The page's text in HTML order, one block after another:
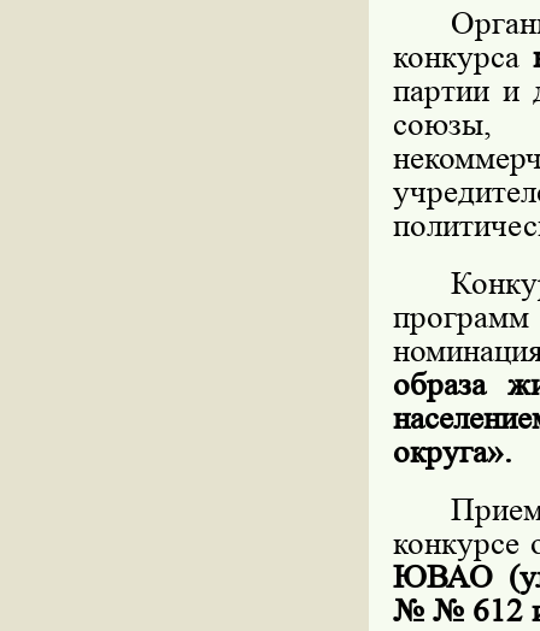
конкурса
партии и
союзы,
образа
округа».
конкурсе
ЮВАО
№ № 612